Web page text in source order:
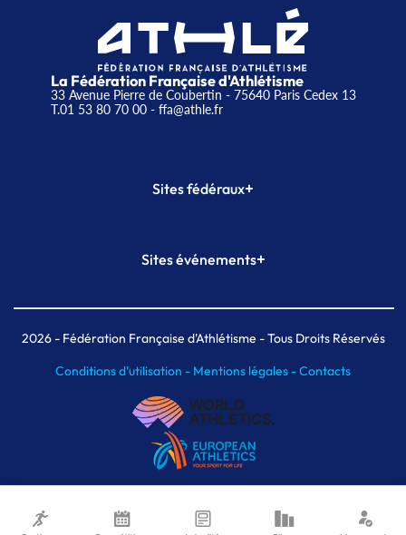
La Fédération Française d'Athlétisme
33 Avenue Pierre de Coubertin - 75640 Paris Cedex 13
T.01 53 80 70 00- ffa@athle.fr
Sites fédéraux+
Plateforme Formation
Sites événements+
Meeting de Paris indoor
MAIF Ekiden de Paris
2026- Fédération Française d'Athlétisme - Tous Droits Réservés
Conditions d'utilisation - Mentions légales -Contacts